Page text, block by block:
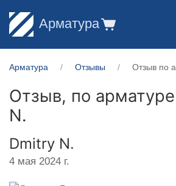
Арматура
Арматура Отзывы Отзыв по
Отзыв, по
N.
​Dmitry N.
4 мая 2024 г.